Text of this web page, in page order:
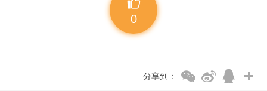
0
分享到：